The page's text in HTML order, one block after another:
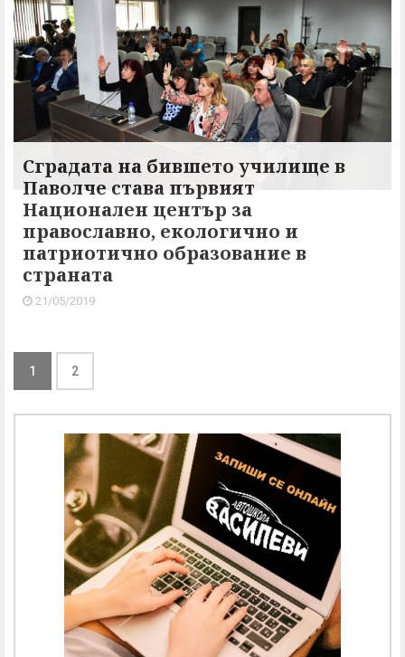
Сградата на бившето училище в
Паволче става първият
Национален център за
православно, екологично и
патриотично образование в
страната
21/05/2019
1 2